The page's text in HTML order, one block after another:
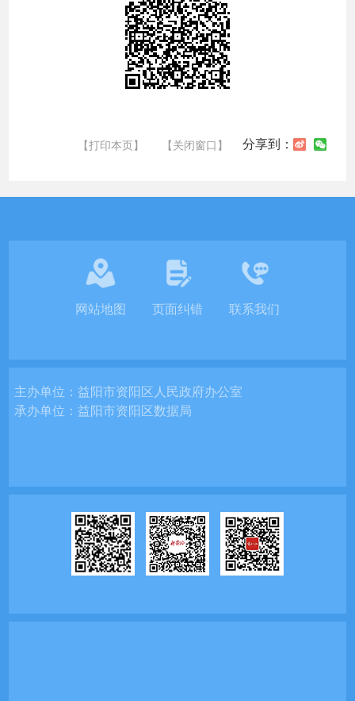
【打印本页】 【关闭窗口】 分享到：
网站地图 页面纠错 联系我们
主办单位：益阳市资阳区人民政府办公室
承办单位：益阳市资阳区数据局